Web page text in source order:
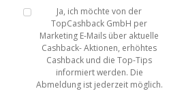
Ja, ich möchte von der
TopCashback GmbH per
Marketing E-Mails über aktuelle
Cashback- Aktionen, erhöhtes
Cashback und die Top-Tips
informiert werden. Die
Abmeldung ist jederzeit möglich.